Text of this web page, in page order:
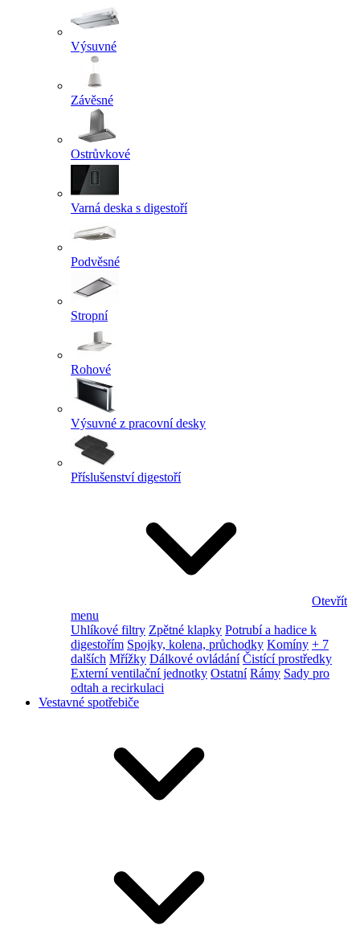
Výsuvné
Závěsné
Ostrůvkové
Varná deska s digestoří
Podvěsné
Stropní
Rohové
Výsuvné z pracovní desky
Příslušenství digestoří
Otevřít
menu
Uhlíkové filtry Zpětné klapky Potrubí a hadice k
digestořím Spojky, kolena, průchodky Komíny + 7
dalších Mřížky Dálkové ovládání Čistící prostředky
Externí ventilační jednotky Ostatní Rámy Sady pro
odtah a recirkulaci
Vestavné spotřebiče